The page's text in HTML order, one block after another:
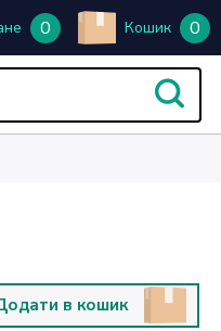
0 Кошик 0
в кошик